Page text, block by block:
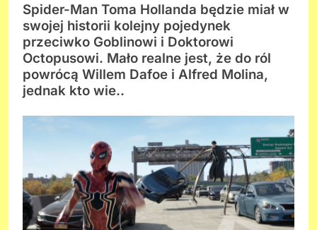
Spider-Man Toma Hollanda będzie miał w
swojej historii kolejny pojedynek
przeciwko Goblinowi i Doktorowi
Octopusowi. Mało realne jest, że do ról
powrócą Willem Dafoe i Alfred Molina,
jednak kto wie..